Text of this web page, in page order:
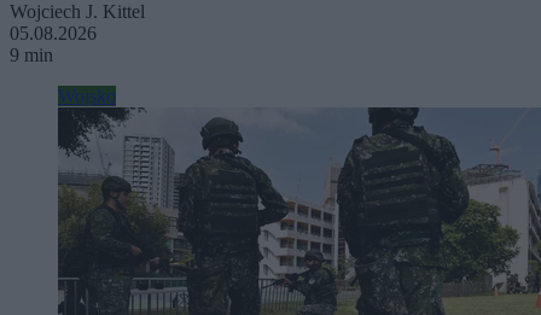
Wojciech J. Kittel
05.08.2026
9 min
Wojsko